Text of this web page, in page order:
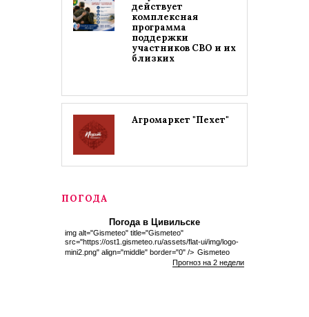
действует
комплексная
программа
поддержки
участников СВО и их
близких
Агромаркет "Пехет"
ПОГОДА
Погода в Цивильске
img alt="Gismeteo" title="Gismeteo"
src="https://ost1.gismeteo.ru/assets/flat-ui/img/logo-
mini2.png" align="middle" border="0" /> Gismeteo
Прогноз на 2 недели